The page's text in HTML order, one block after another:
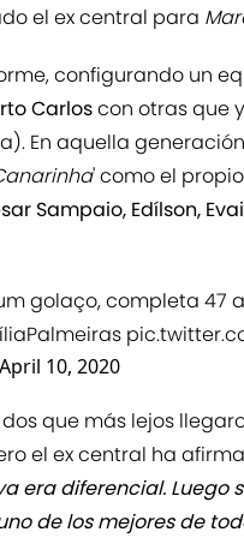
el ex central para
configurando un
Carloscon otras que
En aquella
' como el propio
Sampaio, Edílson,
golaço, completa 47
April 10, 2020
que más lejos
el ex central ha
era diferencial. Luego
de los mejores de